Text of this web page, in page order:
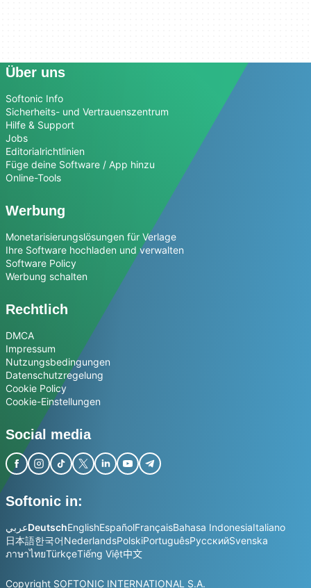
Über uns
Softonic Info
Sicherheits- und Vertrauenszentrum
Hilfe & Support
Jobs
Editorialrichtlinien
Füge deine Software / App hinzu
Online-Tools
Werbung
Monetarisierungslösungen für Verlage
Ihre Software hochladen und verwalten
Software Policy
Werbung schalten
Rechtlich
DMCA
Impressum
Nutzungsbedingungen
Datenschutzregelung
Cookie Policy
Cookie-Einstellungen
Social media
Softonic in:
عربيDeutschEnglishEspañolFrançaisBahasa IndonesiaItaliano
日本語한국어NederlandsPolskiPortuguêsРусскийSvenska
ภาษาไทยTürkçeTiếng Việt中文
Copyright SOFTONIC INTERNATIONAL S.A.